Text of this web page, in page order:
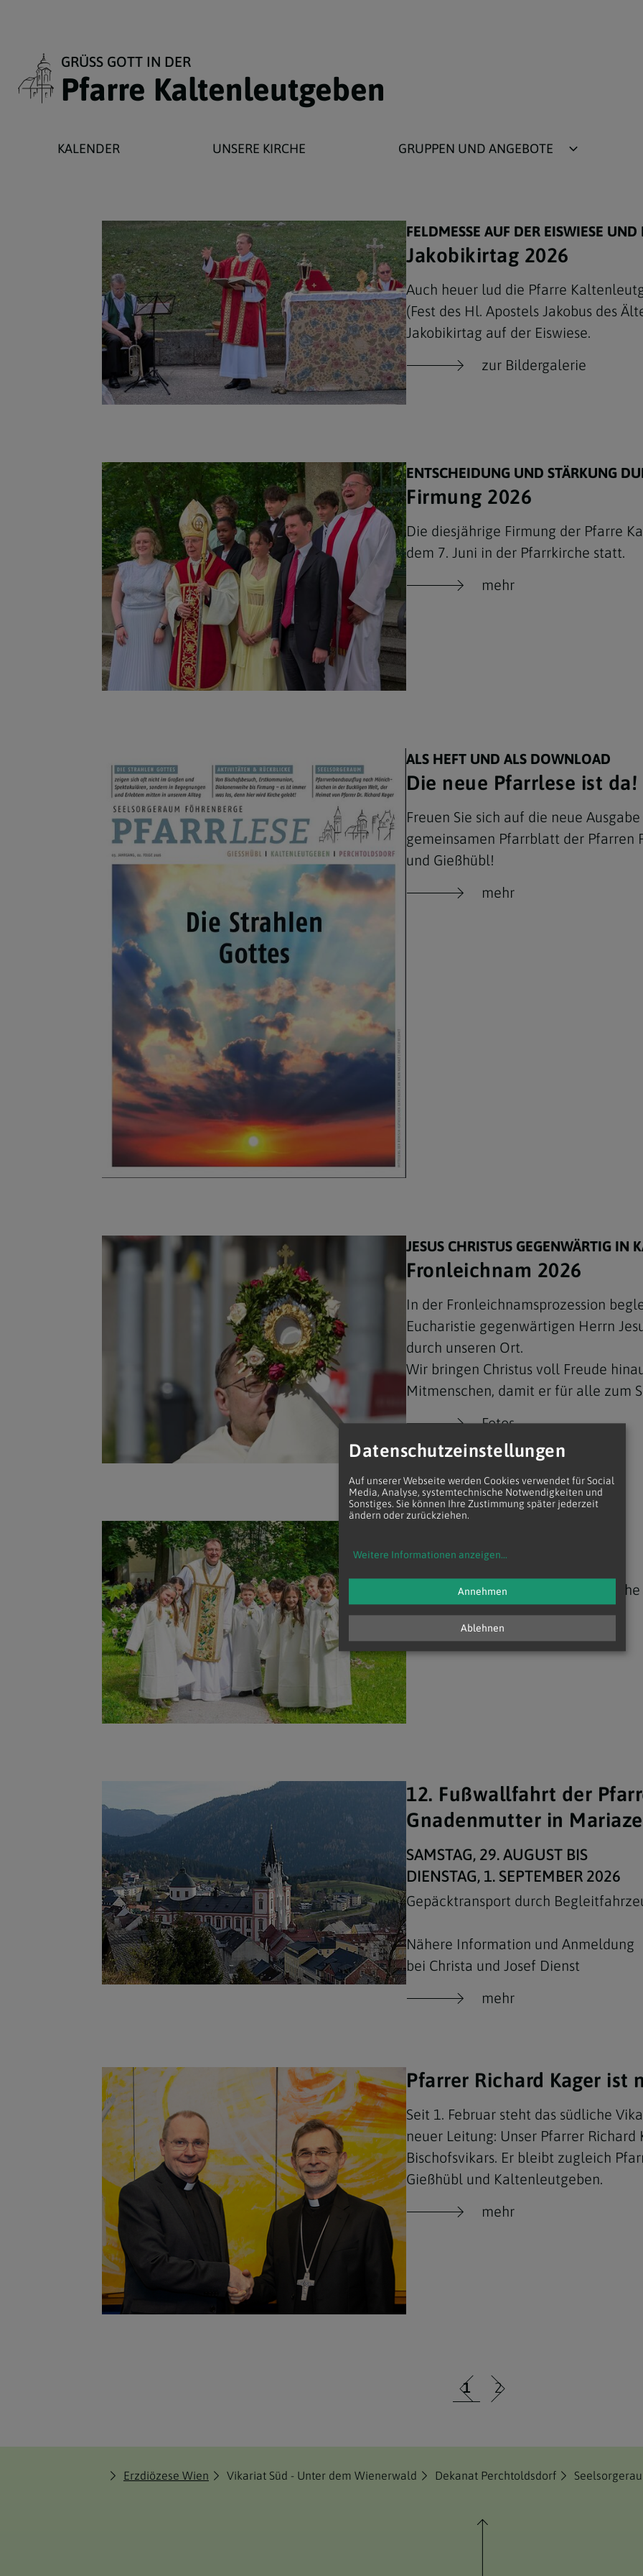
GRÜSS GOTT IN DER
Pfarre Kaltenleutgeben
KALENDER UNSERE KIRCHE
GRUPPEN UND ANGEBOTE
ELKI-Runde
Pfarrcafé
FELDMESSE AUF DER EISWIESE
Jakobikirtag 2026
Auch heuer lud die Pfarre
(Fest des Hl. Apostels Jakobus des
Jakobikirtag auf der Eiswiese.
zur Bildergalerie
ENTSCHEIDUNG UND STÄRKUNG
Firmung 2026
Die diesjährige Firmung der Pfarre
dem 7. Juni in der Pfarrkirche statt.
mehr
ALS HEFT UND ALS DOWNLOAD
Die neue Pfarrlese ist da!
Freuen Sie sich auf die neue
gemeinsamen Pfarrblatt der Pfarren
und Gießhübl!
mehr
JESUS CHRISTUS GEGENWÄRTIG IN
Fronleichnam 2026
In der Fronleichnamsprozession
Eucharistie gegenwärtigen Herrn
durch unseren Ort.
Wir bringen Christus voll Freude
Mitmenschen, damit er für alle zum
Fotos
Erstkommunion 2026
Am 17. Mai feierten in unserer
mehr
12. Fußwallfahrt der
Gnadenmutter in
SAMSTAG, 29. AUGUST BIS
DIENSTAG, 1. SEPTEMBER 2026
Gepäcktransport durch
Nähere Information und Anmeldung
bei Christa und Josef Dienst
mehr
Pfarrer Richard Kager ist
Seit 1. Februar steht das südliche
neuer Leitung: Unser Pfarrer
Bischofsvikars. Er bleibt zugleich
Gießhübl und Kaltenleutgeben.
mehr
1 2
Erzdiözese Wien Vikariat Süd - Unter dem Wienerwald Dekanat Perchtoldsdorf
Datenschutzeinstellungen
Auf unserer Webseite werden Cookies verwendet für Social
Media, Analyse, systemtechnische Notwendigkeiten und
Sonstiges. Sie können Ihre Zustimmung später jederzeit
ändern oder zurückziehen.
Weitere Informationen anzeigen...
Ablehnen
Annehmen